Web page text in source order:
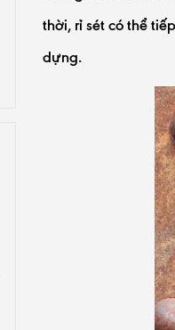
thời, rỉ sét có thể
dựng.